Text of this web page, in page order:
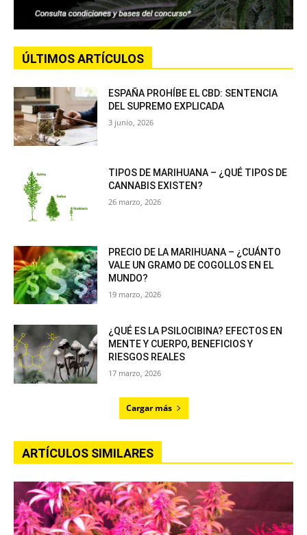
ÚLTIMOS ARTÍCULOS
ESPAÑA PROHÍBE EL CBD: SENTENCIA
DEL SUPREMO EXPLICADA
3 junio, 2026
TIPOS DE MARIHUANA – ¿QUÉ TIPOS DE
CANNABIS EXISTEN?
26 marzo, 2026
PRECIO DE LA MARIHUANA – ¿CUÁNTO
VALE UN GRAMO DE COGOLLOS EN EL
MUNDO?
19 marzo, 2026
¿QUÉ ES LA PSILOCIBINA? EFECTOS EN
MENTE Y CUERPO, BENEFICIOS Y
RIESGOS REALES
17 marzo, 2026
Cargar más
ARTÍCULOS SIMILARES